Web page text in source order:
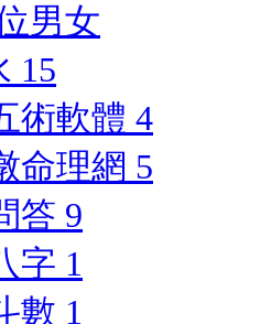
男女
15
術軟體 4
命理網 5
答 9
字 1
數 1